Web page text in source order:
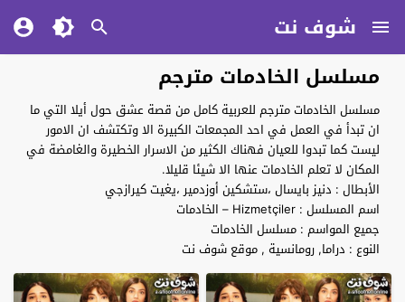
شوف نت
مسلسل الخادمات مترجم
مسلسل الخادمات مترجم للعربية كامل من قصة عشق حول أيلا التي ما
ان تبدأ في العمل في احد المجمعات الكبيرة الا وتكتشف ان الامور
ليست كما تبدوا للعيان فهناك الكثير من الاسرار الخطيرة والغامضة في
المكان لا تعلم الخادمات عنها الا شيئا قليلا.
الأبطال : دنيز بايسال ،ستشكين أوزدمير ،يغيت كيرازجي
اسم المسلسل : Hizmetçiler – الخادمات
جميع المواسم : مسلسل الخادمات
النوع : دراما, رومانسية , موقع شوف نت